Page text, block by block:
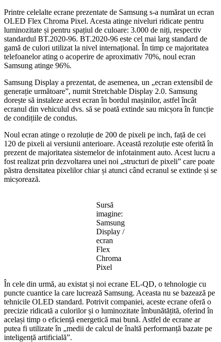
Printre celelalte ecrane prezentate de Samsung s-a numărat un ecran
OLED Flex Chroma Pixel. Acesta atinge niveluri ridicate pentru
luminozitate și pentru spațiul de culoare: 3.000 de niți, respectiv
standardul BT.2020-96. BT.2020-96 este cel mai larg standard de
gamă de culori utilizat la nivel internațional. În timp ce majoritatea
telefoanelor ating o acoperire de aproximativ 70%, noul ecran
Samsung atinge 96%.
Samsung Display a prezentat, de asemenea, un „ecran extensibil de
generație următoare”, numit Stretchable Display 2.0. Samsung
dorește să instaleze acest ecran în bordul mașinilor, astfel încât
ecranul din vehiculul dvs. să se poată extinde sau micșora în funcție
de condițiile de condus.
Noul ecran atinge o rezoluție de 200 de pixeli pe inch, față de cei
120 de pixeli ai versiunii anterioare. Această rezoluție este oferită în
prezent de majoritatea sistemelor de infotainment auto. Acest lucru a
fost realizat prin dezvoltarea unei noi „structuri de pixeli” care poate
păstra densitatea pixelilor chiar și atunci când ecranul se extinde și se
micșorează.
Sursă
imagine:
Samsung
Display /
ecran
Flex
Chroma
Pixel
În cele din urmă, au existat și noi ecrane EL-QD, o tehnologie cu
puncte cuantice la care lucrează Samsung. Aceasta nu se bazează pe
tehnicile OLED standard. Potrivit companiei, aceste ecrane oferă o
precizie ridicată a culorilor și o luminozitate îmbunătățită, oferind în
același timp o eficiență energetică mai bună. Astfel de ecrane ar
putea fi utilizate în „medii de calcul de înaltă performanță bazate pe
inteligență artificială”.